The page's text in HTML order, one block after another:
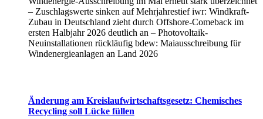
– Zuschlagswerte sinken auf Mehrjahrestief iwr: Windkraft-
Zubau in Deutschland zieht durch Offshore-Comeback im
ersten Halbjahr 2026 deutlich an – Photovoltaik-
Neuinstallationen rückläufig bdew: Maiausschreibung für
Windenergieanlagen an Land 2026
Änderung am Kreislaufwirtschaftsgesetz: Chemisches
Recycling soll Lücke füllen